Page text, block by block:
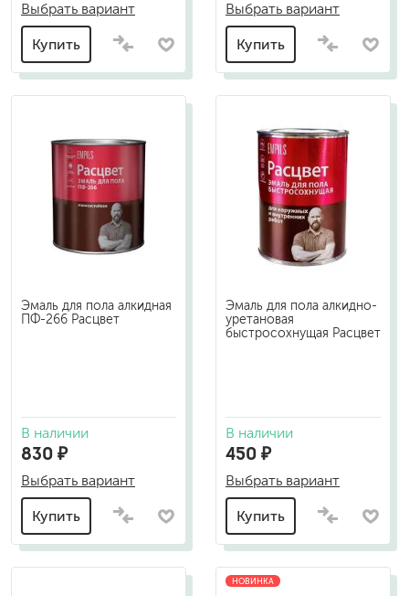
Выбрать вариант
Купить
Выбрать вариант
Купить
Эмаль для пола алкидная
ПФ-266 Расцвет
В наличии
830 ₽
Выбрать вариант
Купить
Эмаль для пола алкидно-
уретановая
быстросохнущая Расцвет
В наличии
450 ₽
Выбрать вариант
Купить
НОВИНКА